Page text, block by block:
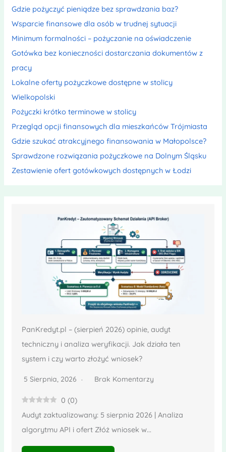
Gdzie pożyczyć pieniądze bez sprawdzania baz?
Wsparcie finansowe dla osób w trudnej sytuacji
Minimum formalności – pożyczanie na oświadczenie
Gotówka bez konieczności dostarczania dokumentów z
pracy
Lokalne oferty pożyczkowe dostępne w stolicy
Wielkopolski
Pożyczki krótko terminowe w stolicy
Przegląd opcji finansowych dla mieszkańców Trójmiasta
Gdzie szukać atrakcyjnego finansowania w Małopolsce?
Sprawdzone rozwiązania pożyczkowe na Dolnym Śląsku
Zestawienie ofert gotówkowych dostępnych w Łodzi
PanKredyt.pl – (sierpień 2026) opinie, audyt
techniczny i analiza weryfikacji. Jak działa ten
system i czy warto złożyć wniosek?
5 Sierpnia, 2026 Brak Komentarzy
0 (0)
Audyt zaktualizowany: 5 sierpnia 2026 | Analiza
algorytmu API i ofert Złóż wniosek w...